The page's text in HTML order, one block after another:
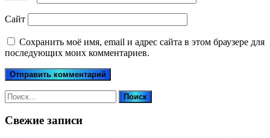
Сайт
Сохранить моё имя, email и адрес сайта в этом браузере для
последующих моих комментариев.
Найти:
Свежие записи